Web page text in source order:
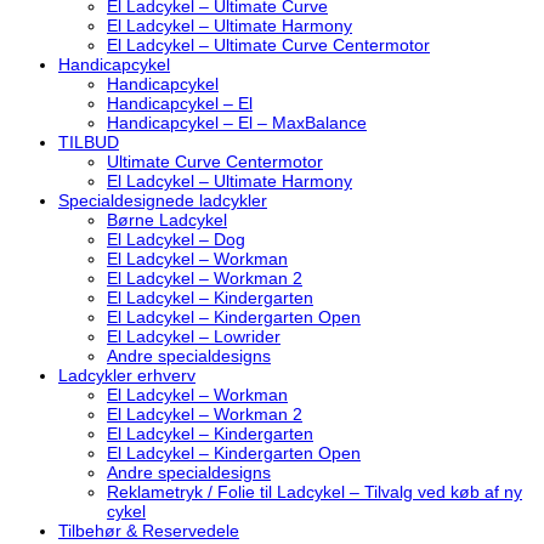
El Ladcykel – Ultimate Curve
El Ladcykel – Ultimate Harmony
El Ladcykel – Ultimate Curve Centermotor
Handicapcykel
Handicapcykel
Handicapcykel – El
Handicapcykel – El – MaxBalance
TILBUD
Ultimate Curve Centermotor
El Ladcykel – Ultimate Harmony
Specialdesignede ladcykler
Børne Ladcykel
El Ladcykel – Dog
El Ladcykel – Workman
El Ladcykel – Workman 2
El Ladcykel – Kindergarten
El Ladcykel – Kindergarten Open
El Ladcykel – Lowrider
Andre specialdesigns
Ladcykler erhverv
El Ladcykel – Workman
El Ladcykel – Workman 2
El Ladcykel – Kindergarten
El Ladcykel – Kindergarten Open
Andre specialdesigns
Reklametryk / Folie til Ladcykel – Tilvalg ved køb af ny
cykel
Tilbehør & Reservedele